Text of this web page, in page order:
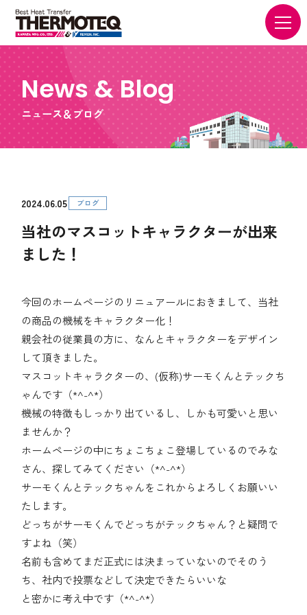
News & Blog
ニュース＆ブログ
2024.06.05 ブログ
当社のマスコットキャラクターが出来
ました！
今回のホームページのリニュアールにおきまして、当社
の商品の機械をキャラクター化！
親会社の従業員の方に、なんとキャラクターをデザイン
して頂きました。
マスコットキャラクターの、(仮称)サーモくんとテックち
ゃんです（*^-^*）
機械の特徴もしっかり出ているし、しかも可愛いと思い
ませんか？
ホームページの中にちょこちょこ登場しているのでみな
さん、探してみてください（*^-^*）
サーモくんとテックちゃんをこれからよろしくお願いい
たします。
どっちがサーモくんでどっちがテックちゃん？と疑問で
すよね（笑）
名前も含めてまだ正式には決まっていないのでそのう
ち、社内で投票などして決定できたらいいな
と密かに考え中です（*^-^*）